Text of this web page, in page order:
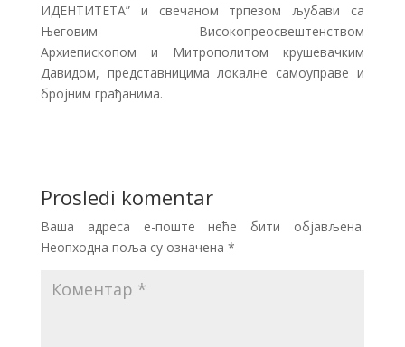
ИДЕНТИТЕТА” и свечаном трпезом љубави са
Његовим Високопреосвештенством
Архиепископом и Митрополитом крушевачким
Давидом, представницима локалне самоуправе и
бројним грађанима.
Prosledi komentar
Ваша адреса е-поште неће бити објављена.
Неопходна поља су означена *